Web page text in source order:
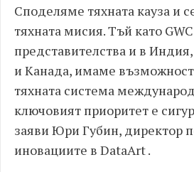
Споделяме тяхната кауза и
тяхната мисия. Тъй като
представителства и в
и Канада, имаме
тяхната система
ключовият приоритет е
заяви Юри Губин, директор
иновациите в DataArt .